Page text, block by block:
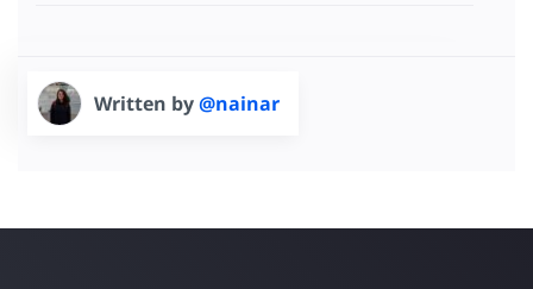
Written by@nainar